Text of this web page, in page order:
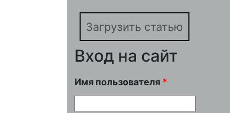
Загрузить статью
Вход на сайт
Имя пользователя *